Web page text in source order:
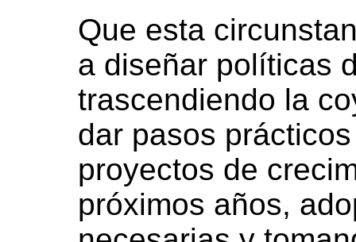
Que esta
a diseñar políticas
trascendiendo la
dar pasos
proyectos de
próximos años,